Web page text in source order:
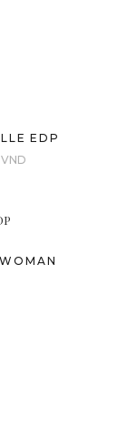
EDP
VND
đến